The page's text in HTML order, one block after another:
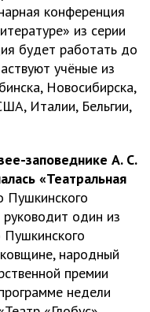
конференция
из серии
будет работать до
учёные из
Новосибирска,
Италии, Бельгии,
заповеднике А. С.
«Театральная
Пушкинского
один из
Пушкинского
народный
премии
недели